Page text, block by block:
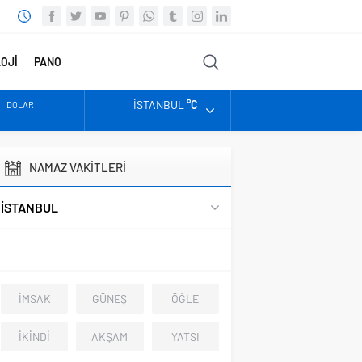
PANO
DOLAR
ALTIN
İSTANBUL °C
NAMAZ VAKİTLERİ
İSTANBUL
İMSAK GÜNEŞ ÖĞLE
İKİNDİ AKŞAM YATSI